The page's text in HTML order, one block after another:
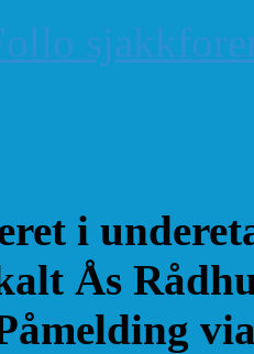
i
Ås